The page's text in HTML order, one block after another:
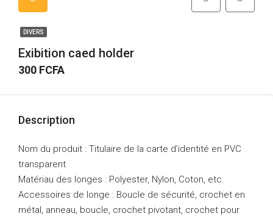
DIVERS
Exibition caed holder
300 FCFA
Description
Nom du produit : Titulaire de la carte d’identité en PVC
transparent
Matériau des longes : Polyester, Nylon, Coton, etc.
Accessoires de longe : Boucle de sécurité, crochet en
métal, anneau, boucle, crochet pivotant, crochet pour